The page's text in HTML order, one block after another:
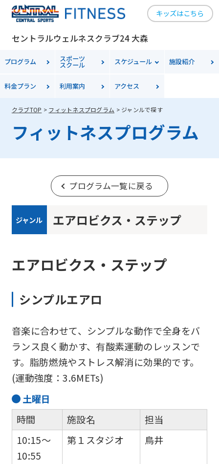
キッズはこちら
セントラルウェルネスクラブ24 大森
プログラム スポーツ
スクール スケジュール 施設紹介
料金プラン 利用案内 アクセス
クラブTOP フィットネスプログラム ジャンルで探す
フィットネスプログラム
プログラム一覧に戻る
ジャンル エアロビクス・ステップ
エアロビクス・ステップ
シンプルエアロ
音楽に合わせて、シンプルな動作で全身をバ
ランス良く動かす、有酸素運動のレッスンで
す。脂肪燃焼やストレス解消に効果的です。
(運動強度：3.6METs)
土曜日
時間
10:15～
10:55
施設名
第１スタジオ
担当
鳥井